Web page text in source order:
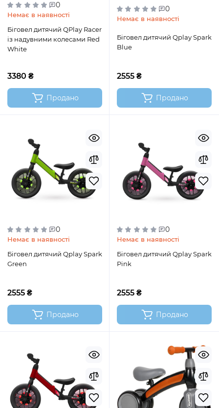
0
Немає в наявності
Біговел дитячий QPlay Racer
із надувними колесами Red
White
3380 ₴
Продано
0
Немає в наявності
Біговел дитячий Qplay Spark
Blue
2555 ₴
Продано
0
Немає в наявності
Біговел дитячий Qplay Spark
Green
2555 ₴
Продано
0
Немає в наявності
Біговел дитячий Qplay Spark
Pink
2555 ₴
Продано